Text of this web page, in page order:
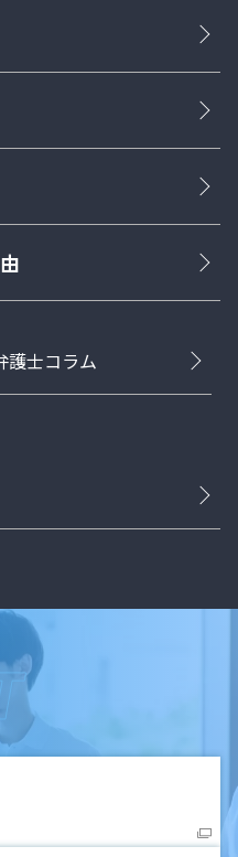
護士コラム